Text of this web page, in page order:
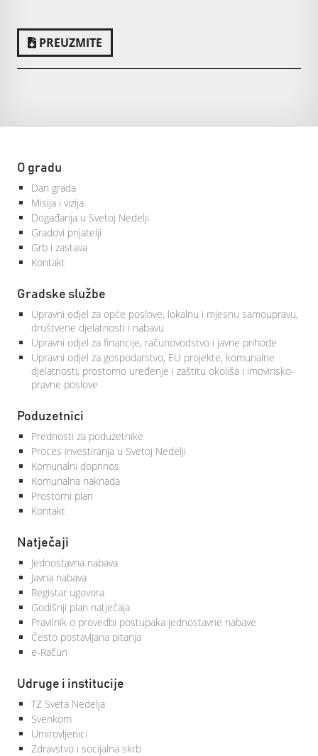
PREUZMITE
O gradu
Dan grada
Misija i vizija
Događanja u Svetoj Nedelji
Gradovi prijatelji
Grb i zastava
Kontakt
Gradske službe
Upravni odjel za opće poslove, lokalnu i mjesnu samoupravu,
društvene djelatnosti i nabavu
Upravni odjel za financije, računovodstvo i javne prihode
Upravni odjel za gospodarstvo, EU projekte, komunalne
djelatnosti, prostorno uređenje i zaštitu okoliša i imovinsko-
pravne poslove
Poduzetnici
Prednosti za poduzetnike
Proces investiranja u Svetoj Nedelji
Komunalni doprinos
Komunalna naknada
Prostorni plan
Kontakt
Natječaji
Jednostavna nabava
Javna nabava
Registar ugovora
Godišnji plan natječaja
Pravilnik o provedbi postupaka jednostavne nabave
Često postavljana pitanja
e-Račun
Udruge i institucije
TZ Sveta Nedelja
Svenkom
Umirovljenici
Zdravstvo i socijalna skrb